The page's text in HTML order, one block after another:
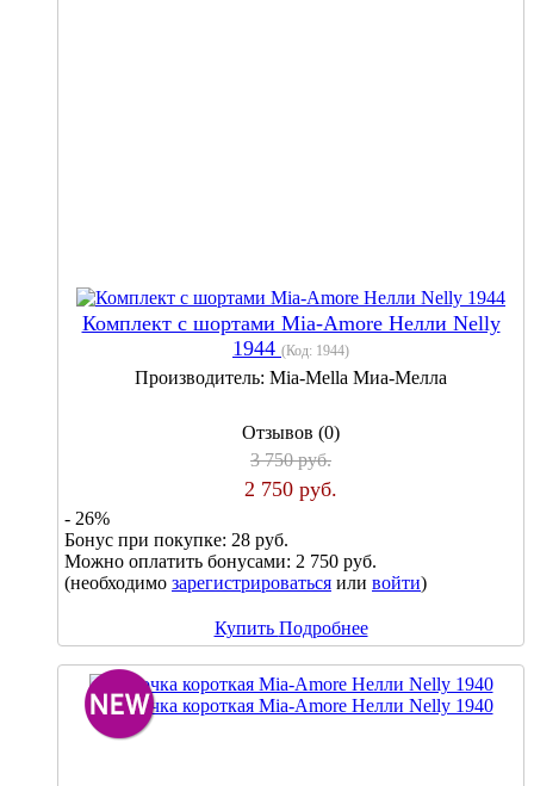
Комплект с шортами Mia-Amore Нелли Nelly
1944 (Код: 1944)
Производитель: Mia-Mella Миа-Мелла
Отзывов (0)
3 750 руб.
2 750 руб.
- 26%
Бонус при покупке: 28 руб.
Можно оплатить бонусами: 2 750 руб.
(необходимо зарегистрироваться или войти)
Купить Подробнее